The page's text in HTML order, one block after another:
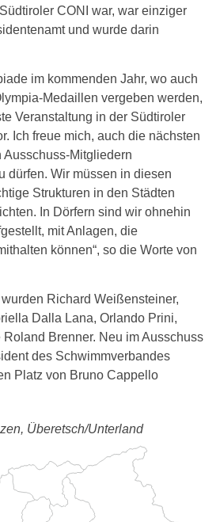
CONI war, war einziger
und wurde darin
im kommenden Jahr, wo auch
Medaillen vergeben werden,
Veranstaltung in der Südtiroler
Ich freue mich, auch die nächsten
Mitgliedern
dürfen. Wir müssen in diesen
Strukturen in den Städten
In Dörfern sind wir ohnehin
mit Anlagen, die
können“, so die Worte von
wurden Richard Weißensteiner,
Dalla Lana, Orlando Prini,
Brenner. Neu im Ausschuss
des Schwimmverbandes
Platz von Bruno Cappello
Überetsch/Unterland